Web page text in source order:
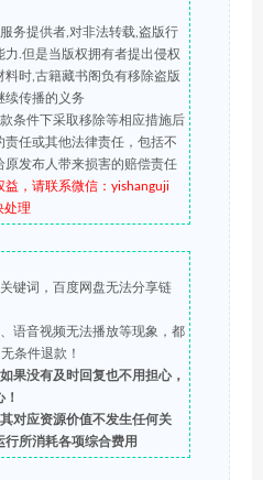
务提供者,对非法转载,盗版行
力.但是当版权拥有者提出侵权
时,古籍藏书阁负有移除盗版
续传播的义务
条件下采取移除等相应措施后
任或其他法律责任，包括不
原发布人带来损害的赔偿责任
益，请联系微信：yishanguji
处理
键词，百度网盘无法分享链
语音视频无法播放等现象，都
条件退款！
果没有及时回复也不用担心，
对应资源价值不发生任何关
所消耗各项综合费用